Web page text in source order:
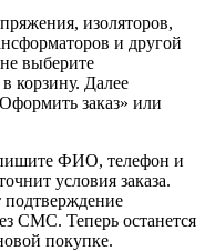
изоляторов,
и другой
выберите
корзину. Далее
заказ» или
ФИО, телефон и
условия заказа.
подтверждение
СМС. Теперь останется
покупке.